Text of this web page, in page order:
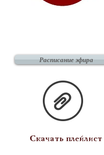
Расписание эфира
Скачать плейлист